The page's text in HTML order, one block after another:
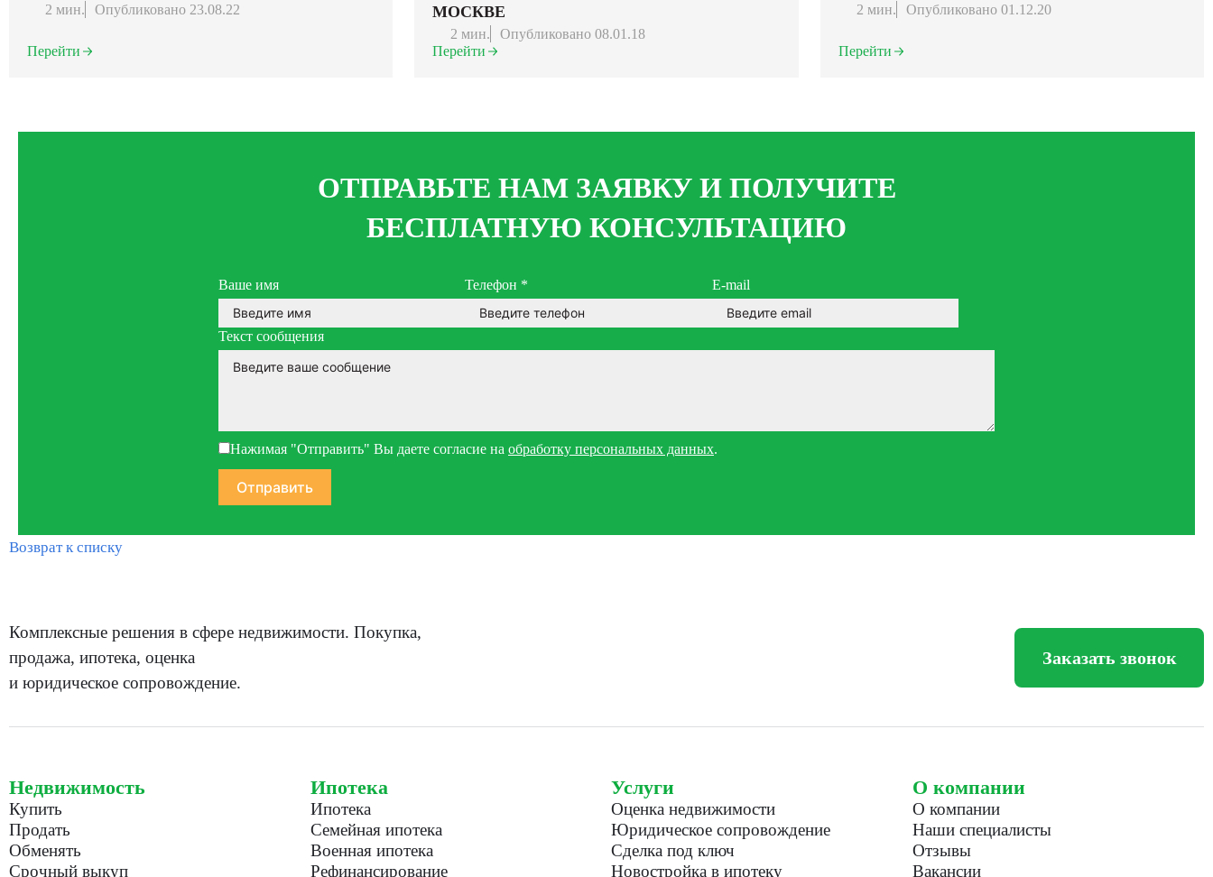
2 мин. Опубликовано 23.08.22
Перейти
МОСКВЕ
2 мин.
Опубликовано 08.01.18
Перейти
2 мин. Опубликовано 01.12.20
Перейти
ОТПРАВЬТЕ НАМ ЗАЯВКУ И ПОЛУЧИТЕ
БЕСПЛАТНУЮ КОНСУЛЬТАЦИЮ
Ваше имя Телефон * E-mail
Текст сообщения
Нажимая "Отправить" Вы даете согласие на обработку персональных данных.
Возврат к списку
Комплексные решения в сфере недвижимости. Покупка,
продажа, ипотека, оценка
и юридическое сопровождение.
Заказать звонок
Недвижимость
Купить
Продать
Обменять
Срочный выкуп
Ипотека
Ипотека
Семейная ипотека
Военная ипотека
Рефинансирование
Услуги
Оценка недвижимости
Юридическое сопровождение
Сделка под ключ
Новостройка в ипотеку
О компании
О компании
Наши специалисты
Отзывы
Вакансии